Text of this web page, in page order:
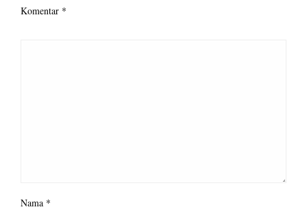
Komentar *
Nama *